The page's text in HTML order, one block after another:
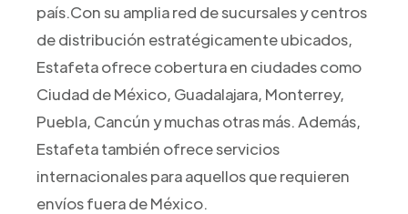
país.Con su amplia red de sucursales y centros
de distribución estratégicamente ubicados,
Estafeta ofrece cobertura en ciudades como
Ciudad de México, Guadalajara, Monterrey,
Puebla, Cancún y muchas otras más. Además,
Estafeta también ofrece servicios
internacionales para aquellos que requieren
envíos fuera de México.